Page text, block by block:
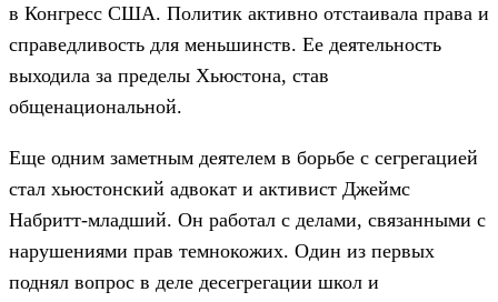
в Конгресс США. Политик активно отстаивала права и
справедливость для меньшинств. Ее деятельность
выходила за пределы Хьюстона, став
общенациональной.
Еще одним заметным деятелем в борьбе с сегрегацией
стал хьюстонский адвокат и активист Джеймс
Набритт-младший. Он работал с делами, связанными с
нарушениями прав темнокожих. Один из первых
поднял вопрос в деле десегрегации школ и